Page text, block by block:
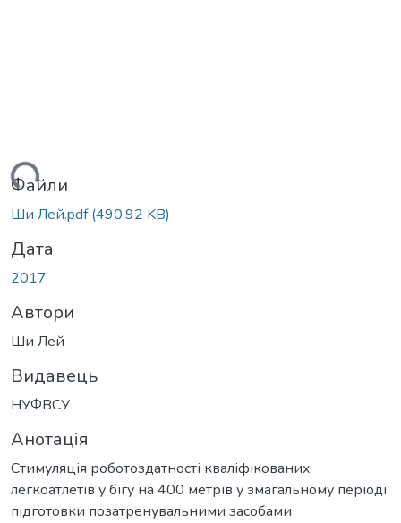
Файли
Ши Лей.pdf(490,92 KB)
Дата
2017
Автори
Ши Лей
Видавець
НУФВСУ
Анотація
Стимуляція роботоздатності кваліфікованих
легкоатлетів у бігу на 400 метрів у змагальному періоді
підготовки позатренувальними засобами